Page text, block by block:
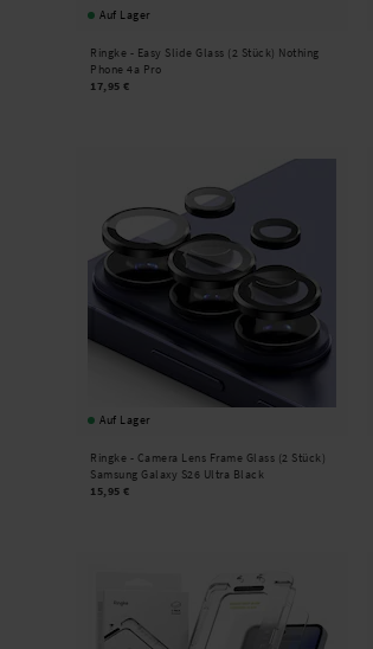
Auf Lager
Ringke - Easy Slide Glass (2 Stück) Nothing
Phone 4a Pro
17,95 €
Auf Lager
Ringke - Camera Lens Frame Glass (2 Stück)
Samsung Galaxy S26 Ultra Black
15,95 €